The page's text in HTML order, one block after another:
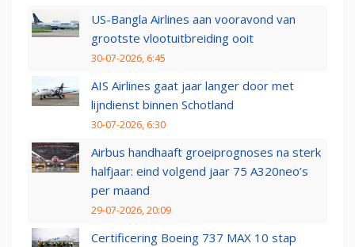
US-Bangla Airlines aan vooravond van
grootste vlootuitbreiding ooit
30-07-2026, 6:45
AIS Airlines gaat jaar langer door met
lijndienst binnen Schotland
30-07-2026, 6:30
Airbus handhaaft groeiprognoses na sterk
halfjaar: eind volgend jaar 75 A320neo’s
per maand
29-07-2026, 20:09
Certificering Boeing 737 MAX 10 stap